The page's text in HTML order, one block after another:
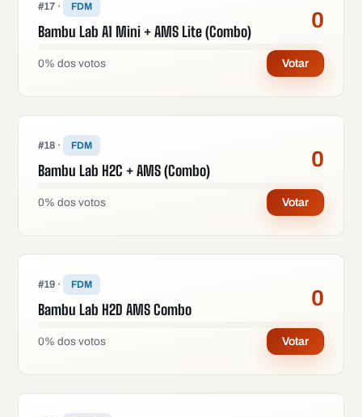
#17 · FDM
Bambu Lab A1 Mini + AMS Lite (Combo) 0
0% dos votos Votar
#18 · FDM
Bambu Lab H2C + AMS (Combo) 0
0% dos votos Votar
#19 · FDM
Bambu Lab H2D AMS Combo 0
0% dos votos Votar